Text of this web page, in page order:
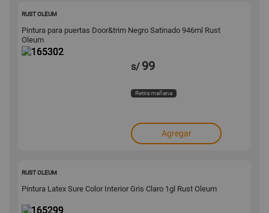
RUST OLEUM
Pintura para puertas Door&trim Negro Satinado 946ml Rust
Oleum
s/ 99
Retira mañana
Agregar
RUST OLEUM
Pintura Latex Sure Color Interior Gris Claro 1gl Rust Oleum